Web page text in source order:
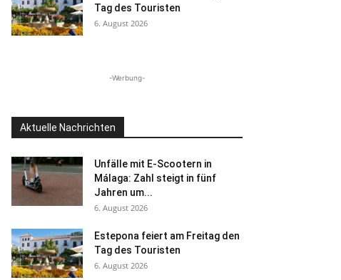
Tag des Touristen
6. August 2026
-Werbung-
Aktuelle Nachrichten
Unfälle mit E-Scootern in
Málaga: Zahl steigt in fünf
Jahren um...
6. August 2026
Estepona feiert am Freitag den
Tag des Touristen
6. August 2026